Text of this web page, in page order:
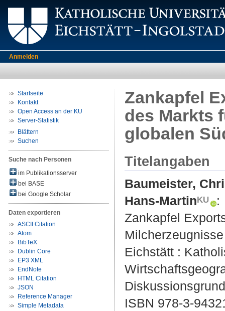
Anmelden
Startseite
Kontakt
Open Access an der KU
Server-Statistik
Blättern
Suchen
Suche nach Personen
im Publikationsserver
bei BASE
bei Google Scholar
Daten exportieren
ASCII Citation
Atom
BibTeX
Dublin Core
EP3 XML
EndNote
HTML Citation
JSON
Reference Manager
Simple Metadata
Zankapfel
des Markts
globalen
Titelangaben
Baumeister,
Hans-Martin
:
Zankapfel
Eichstätt :
ISBN 978-3-